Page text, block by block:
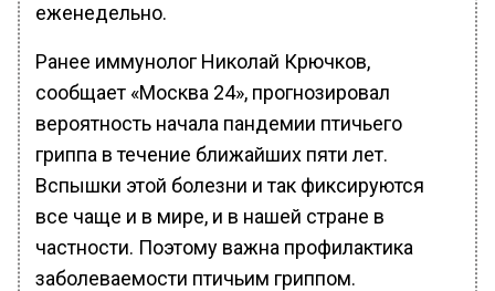
еженедельно.
Ранее иммунолог Николай Крючков,
сообщает «Москва 24», прогнозировал
вероятность начала пандемии птичьего
гриппа в течение ближайших пяти лет.
Вспышки этой болезни и так фиксируются
все чаще и в мире, и в нашей стране в
частности. Поэтому важна профилактика
заболеваемости птичьим гриппом.